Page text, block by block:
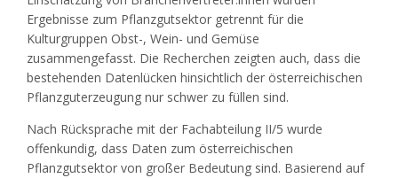
Ergebnisse zum Pflanzgutsektor getrennt für die
Kulturgruppen Obst-, Wein- und Gemüse
zusammengefasst. Die Recherchen zeigten auch, dass die
bestehenden Datenlücken hinsichtlich der österreichischen
Pflanzguterzeugung nur schwer zu füllen sind.
Nach Rücksprache mit der Fachabteilung II/5 wurde
offenkundig, dass Daten zum österreichischen
Pflanzgutsektor von großer Bedeutung sind. Basierend auf